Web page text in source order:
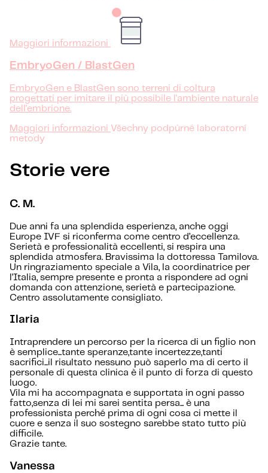
Maggiori informazioni
EmbryoGen / BlastGen
EmbryoGen e BlastGen sono terreni di coltura
progettati per imitare il più possibile l'ambiente naturale
dell'embrione.
Maggiori informazioni Všechny podpůrné laboratorní
metody
Storie vere
C. M.
Due anni fa una splendida esperienza, anche oggi
Europe IVF si riconferma come centro d’eccellenza.
Serietà e professionalità eccellenti, si respira una
splendida atmosfera. Bravissima la dottoressa Tamilova.
Un ringraziamento speciale a Vila, la coordinatrice per
l’Italia, sempre presente e pronta a rispondere ad ogni
domanda con attenzione, serietà e partecipazione.
Centro assolutamente consigliato.
Ilaria
Intraprendere un percorso per la ricerca di un figlio non
è semplice...tante speranze,tante incertezze,tanti
sacrifici...il risultato nessuno può saperlo ma di certo il
personale di questa clinica è il punto di forza di questo
luogo.
Vila mi ha accompagnata e supportata in ogni passo
fatto,senza di lei mi sarei sentita persa... è una
professionista perché prima di ogni cosa ci mette il
cuore e senza il suo sostegno sarebbe stato tutto più
difficile.
Grazie tante.
Vanessa